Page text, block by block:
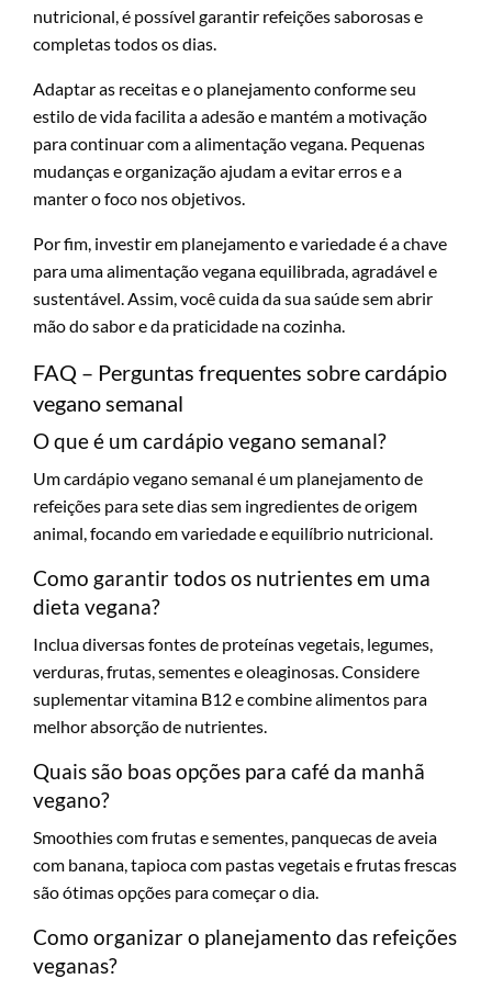
nutricional, é possível garantir refeições saborosas e
completas todos os dias.
Adaptar as receitas e o planejamento conforme seu
estilo de vida facilita a adesão e mantém a motivação
para continuar com a alimentação vegana. Pequenas
mudanças e organização ajudam a evitar erros e a
manter o foco nos objetivos.
Por fim, investir em planejamento e variedade é a chave
para uma alimentação vegana equilibrada, agradável e
sustentável. Assim, você cuida da sua saúde sem abrir
mão do sabor e da praticidade na cozinha.
FAQ – Perguntas frequentes sobre cardápio
vegano semanal
O que é um cardápio vegano semanal?
Um cardápio vegano semanal é um planejamento de
refeições para sete dias sem ingredientes de origem
animal, focando em variedade e equilíbrio nutricional.
Como garantir todos os nutrientes em uma
dieta vegana?
Inclua diversas fontes de proteínas vegetais, legumes,
verduras, frutas, sementes e oleaginosas. Considere
suplementar vitamina B12 e combine alimentos para
melhor absorção de nutrientes.
Quais são boas opções para café da manhã
vegano?
Smoothies com frutas e sementes, panquecas de aveia
com banana, tapioca com pastas vegetais e frutas frescas
são ótimas opções para começar o dia.
Como organizar o planejamento das refeições
veganas?